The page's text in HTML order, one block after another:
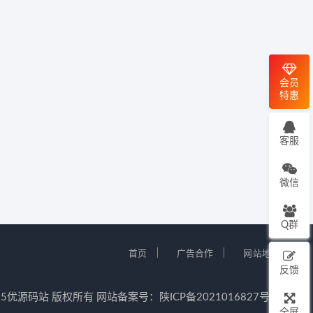
首页 广告合作 网站地图
源码站 版权所有 网站备案号： 陕ICP备2021016827号-5
会员
特惠
客服
微信
Q群
反馈